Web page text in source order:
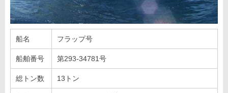
船名 フラップ号
船舶番号 第293-34781号
総トン数 13トン